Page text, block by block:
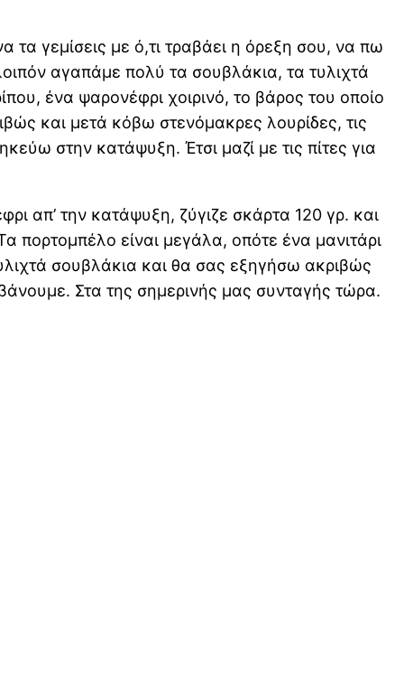
τα γεμίσεις με ό,τι τραβάει η όρεξη σου, να πω
αγαπάμε πολύ τα σουβλάκια, τα τυλιχτά
ένα ψαρονέφρι χοιρινό, το βάρος του οποίο
και μετά κόβω στενόμακρες λουρίδες, τις
στην κατάψυξη. Έτσι μαζί με τις πίτες για
απ’ την κατάψυξη, ζύγιζε σκάρτα 120 γρ. και
πορτομπέλο είναι μεγάλα, οπότε ένα μανιτάρι
σουβλάκια και θα σας εξηγήσω ακριβώς
Στα της σημερινής μας συνταγής τώρα.